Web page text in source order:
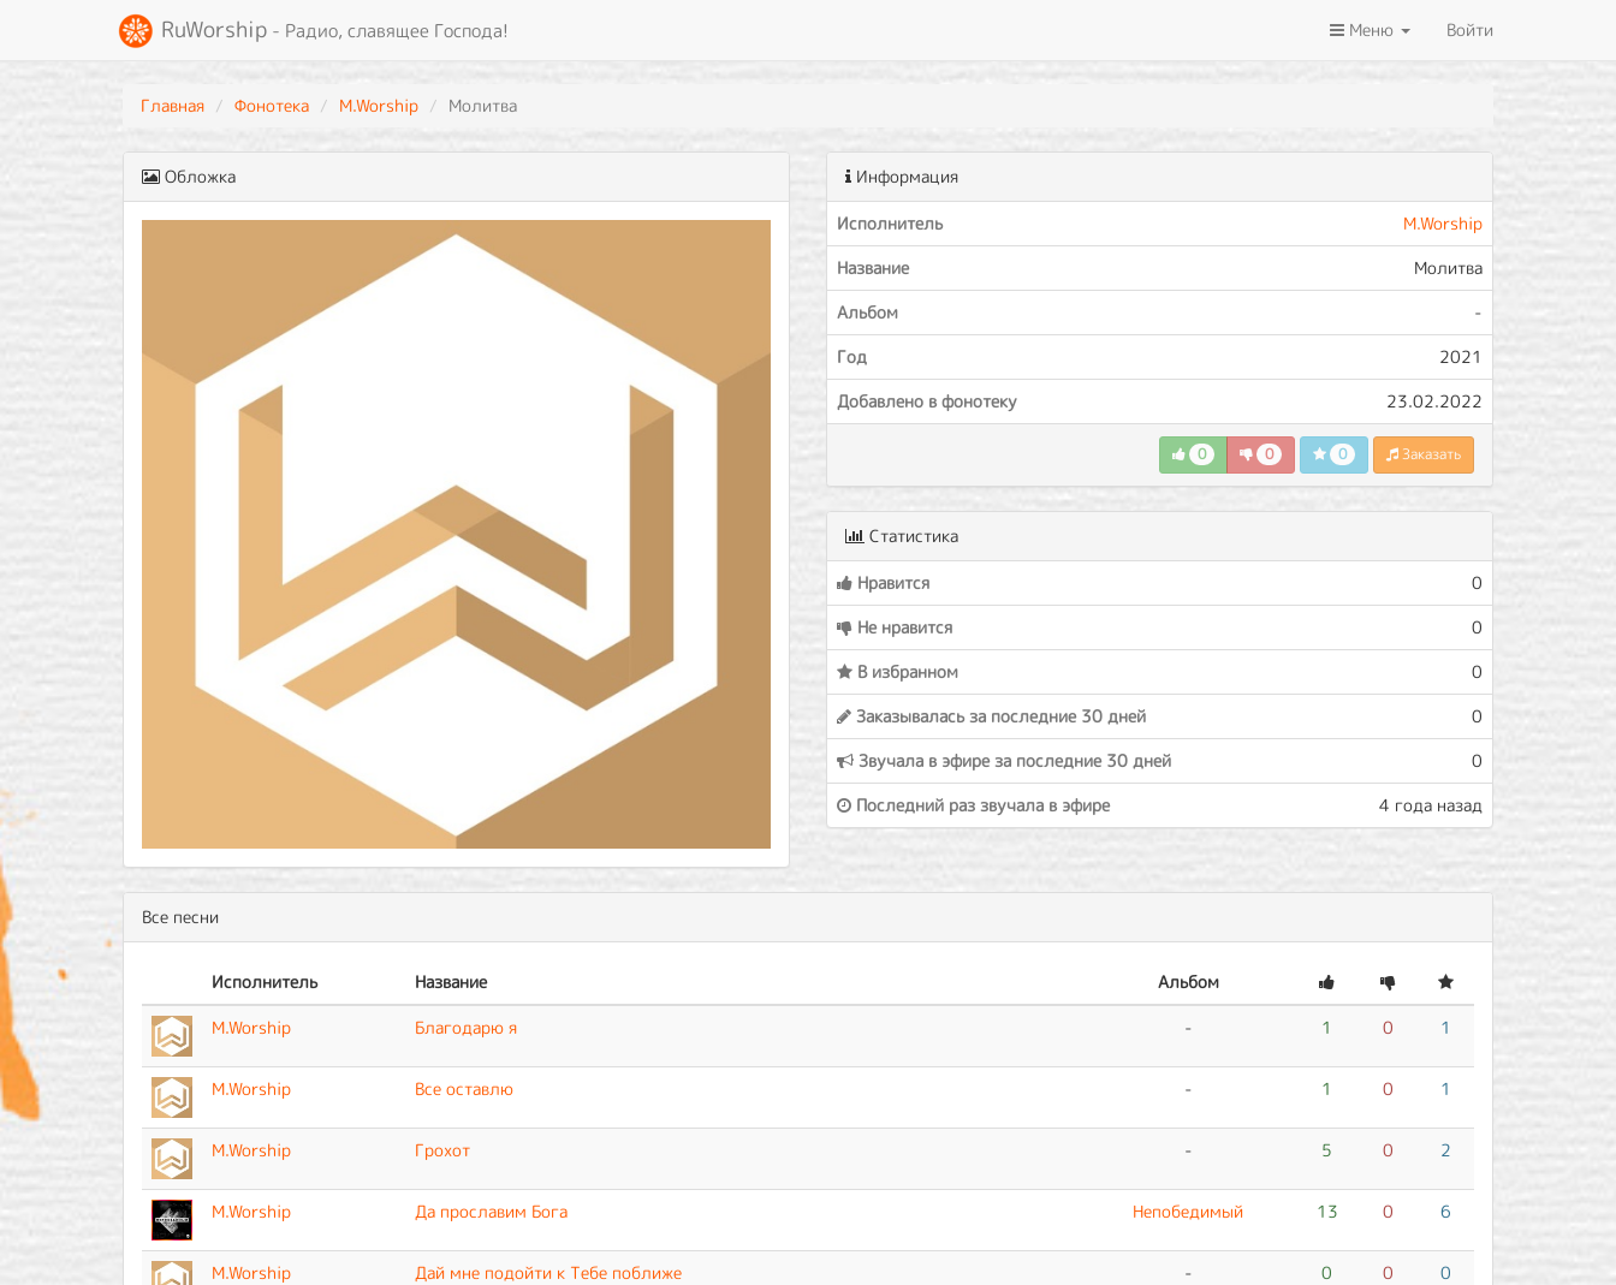
RuWorship - Радио, славящее Господа! Меню Войти
Главная Фонотека M.Worship Молитва
Обложка Информация
Исполнитель
M.Worship
Название
Молитва
Альбом
-
Год
2021
Добавлено в фонотеку
23.02.2022
0 0 0 Заказать
Статистика
Нравится
0
Не нравится
0
В избранном
0
Заказывалась за последние 30 дней
0
Звучала в эфире за последние 30 дней
0
Последний раз звучала в эфире
4 года назад
Все песни
Исполнитель Название
Альбом
M.Worship
Благодарю я - 1 0 1
M.Worship Все оставлю - 1 0 1
M.Worship Грохот - 5 0 2
M.Worship Да прославим Бога Непобедимый 13 0 6
M.Worship Дай мне подойти к Тебе поближе - 0 0 0